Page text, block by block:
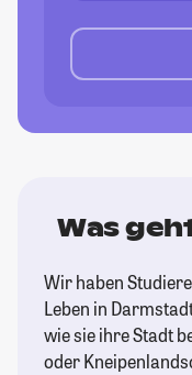
Was
Wir haben
Leben in
wie sie ihre Stadt
oder